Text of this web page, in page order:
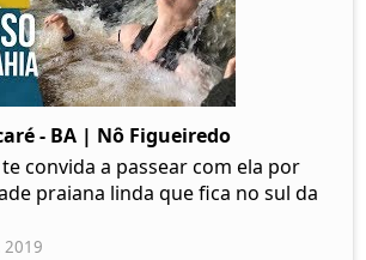
- BA | Nô Figueiredo
convida a passear com ela por
praiana linda que fica no sul da
2019